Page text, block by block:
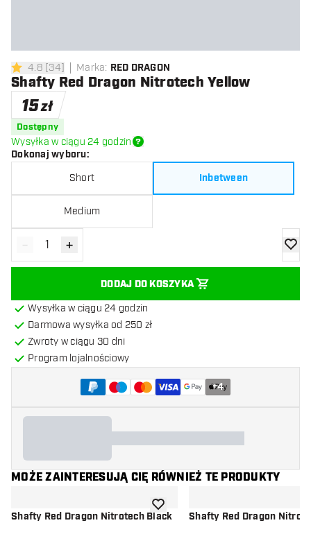
4.8 gwiazdki oceny
4.8 [34] Marka: RED DRAGON
Shafty Red Dragon Nitrotech Yellow
15zł
Dostępny
Wysyłka w ciągu 24 godzin
Dokonaj wyboru:
Short Inbetween
Medium
Zmniejsz ilość
- Zwiększ ilość
+
DODAJ DO KOSZYKA
Wysyłka w ciągu 24 godzin
Darmowa wysyłka od 250 zł
Zwroty w ciągu 30 dni
Program lojalnościowy
+4
MOŻE ZAINTERESUJĄ CIĘ RÓWNIEŻ TE PRODUKTY
Shafty Red Dragon Nitrotech Blackdodaj do listy życzeń
Shafty Red Dragon